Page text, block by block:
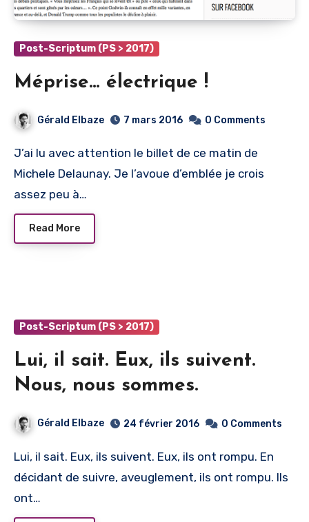
Post-Scriptum (PS > 2017)
Méprise… électrique !
Gérald Elbaze 7 mars 2016 0 Comments
J’ai lu avec attention le billet de ce matin de
Michele Delaunay. Je l’avoue d’emblée je crois
assez peu à…
Read More
Post-Scriptum (PS > 2017)
Lui, il sait. Eux, ils suivent.
Nous, nous sommes.
Gérald Elbaze 24 février 2016 0 Comments
Lui, il sait. Eux, ils suivent. Eux, ils ont rompu. En
décidant de suivre, aveuglement, ils ont rompu. Ils
ont…